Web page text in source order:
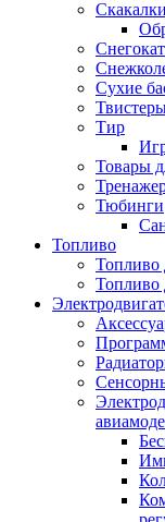
Скакалки
Сухие
Тир
Товары
Тюбинги
Топливо
Топливо
Топливо